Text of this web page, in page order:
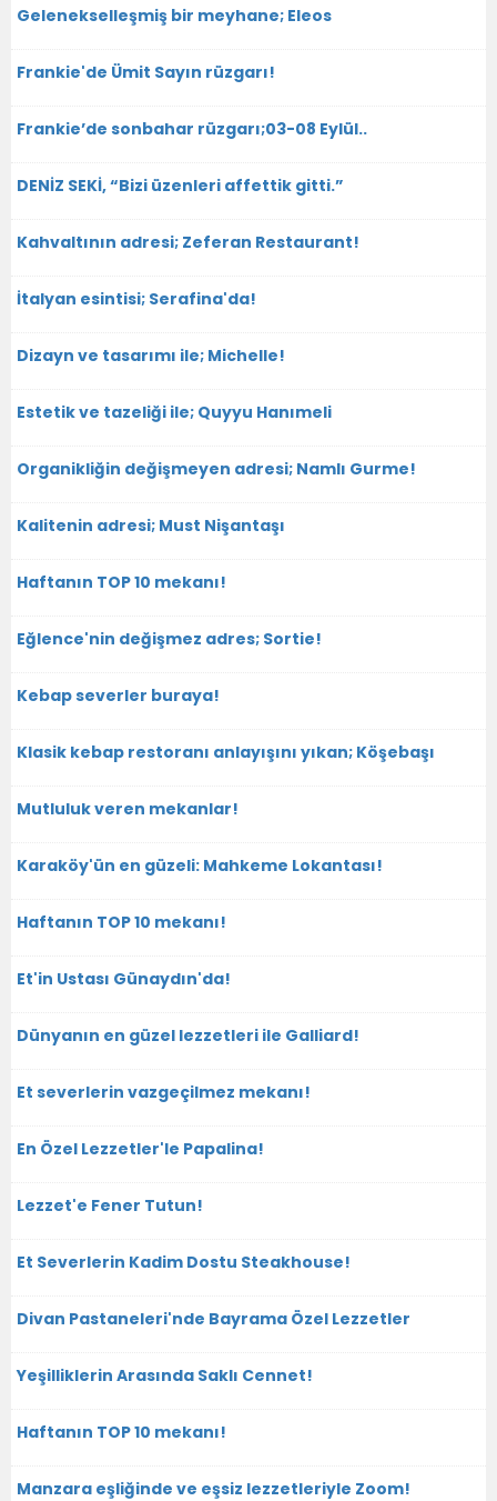
Gelenekselleşmiş bir meyhane; Eleos
Frankie'de Ümit Sayın rüzgarı!
Frankie’de sonbahar rüzgarı;03-08 Eylül..
DENİZ SEKİ, “Bizi üzenleri affettik gitti.”
Kahvaltının adresi; Zeferan Restaurant!
İtalyan esintisi; Serafina'da!
Dizayn ve tasarımı ile; Michelle!
Estetik ve tazeliği ile; Quyyu Hanımeli
Organikliğin değişmeyen adresi; Namlı Gurme!
Kalitenin adresi; Must Nişantaşı
Haftanın TOP 10 mekanı!
Eğlence'nin değişmez adres; Sortie!
Kebap severler buraya!
Klasik kebap restoranı anlayışını yıkan; Köşebaşı
Mutluluk veren mekanlar!
Karaköy'ün en güzeli: Mahkeme Lokantası!
Haftanın TOP 10 mekanı!
Et'in Ustası Günaydın'da!
Dünyanın en güzel lezzetleri ile Galliard!
Et severlerin vazgeçilmez mekanı!
En Özel Lezzetler'le Papalina!
Lezzet'e Fener Tutun!
Et Severlerin Kadim Dostu Steakhouse!
Divan Pastaneleri'nde Bayrama Özel Lezzetler
Yeşilliklerin Arasında Saklı Cennet!
Haftanın TOP 10 mekanı!
Manzara eşliğinde ve eşsiz lezzetleriyle Zoom!